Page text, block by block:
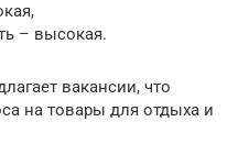
– высокая.
вакансии, что
на товары для отдыха и